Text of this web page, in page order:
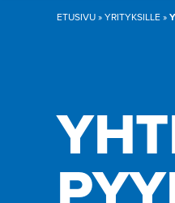
ETUSIVU»YRITYKSILLE»